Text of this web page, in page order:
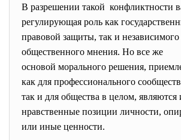
В разрешении такой конфликтности
регулирующая роль как
правовой защиты, так и независимого
общественного мнения. Но все же
основой морального решения,
как для профессионального
так и для общества в целом, являются
нравственные позиции личности,
или иные ценности.